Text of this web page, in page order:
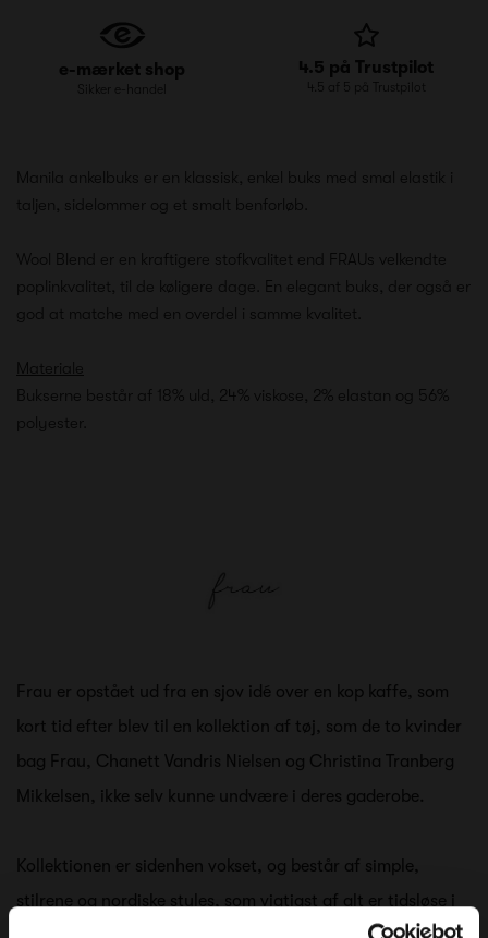
e-mærket shop
Sikker e-handel
4.5 på Trustpilot
4.5 af 5 på Trustpilot
Manila ankelbuks er en klassisk, enkel buks med smal elastik i
taljen, sidelommer og et smalt benforløb.
Wool Blend er en kraftigere stofkvalitet end FRAUs velkendte
poplinkvalitet, til de køligere dage. En elegant buks, der også er
god at matche med en overdel i samme kvalitet.
Materiale
Bukserne består af 18% uld, 24% viskose, 2% elastan og
56%
polyester.
Frau er opstået ud fra en sjov idé over en kop kaffe, som
kort tid efter blev til en kollektion af tøj, som de to kvinder
bag Frau, Chanett Vandris Nielsen og Christina Tranberg
Mikkelsen, ikke selv kunne undvære i deres gaderobe.
Kollektionen er sidenhen vokset, og består af simple,
stilrene og nordiske styles, som vigtigst af alt er tidsløse i